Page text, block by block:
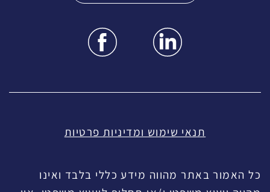
תנאי שימוש ומדיניות פרטיות
כל האמור באתר מהווה מידע כללי בלבד ואינו